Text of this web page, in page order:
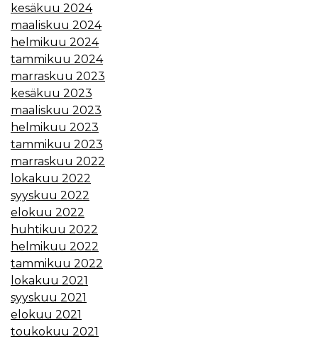
kesäkuu 2024
maaliskuu 2024
helmikuu 2024
tammikuu 2024
marraskuu 2023
kesäkuu 2023
maaliskuu 2023
helmikuu 2023
tammikuu 2023
marraskuu 2022
lokakuu 2022
syyskuu 2022
elokuu 2022
huhtikuu 2022
helmikuu 2022
tammikuu 2022
lokakuu 2021
syyskuu 2021
elokuu 2021
toukokuu 2021